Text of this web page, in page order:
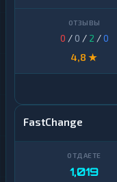
0 / 0 / 2 /0
4,8 ★
FastChange
1,019